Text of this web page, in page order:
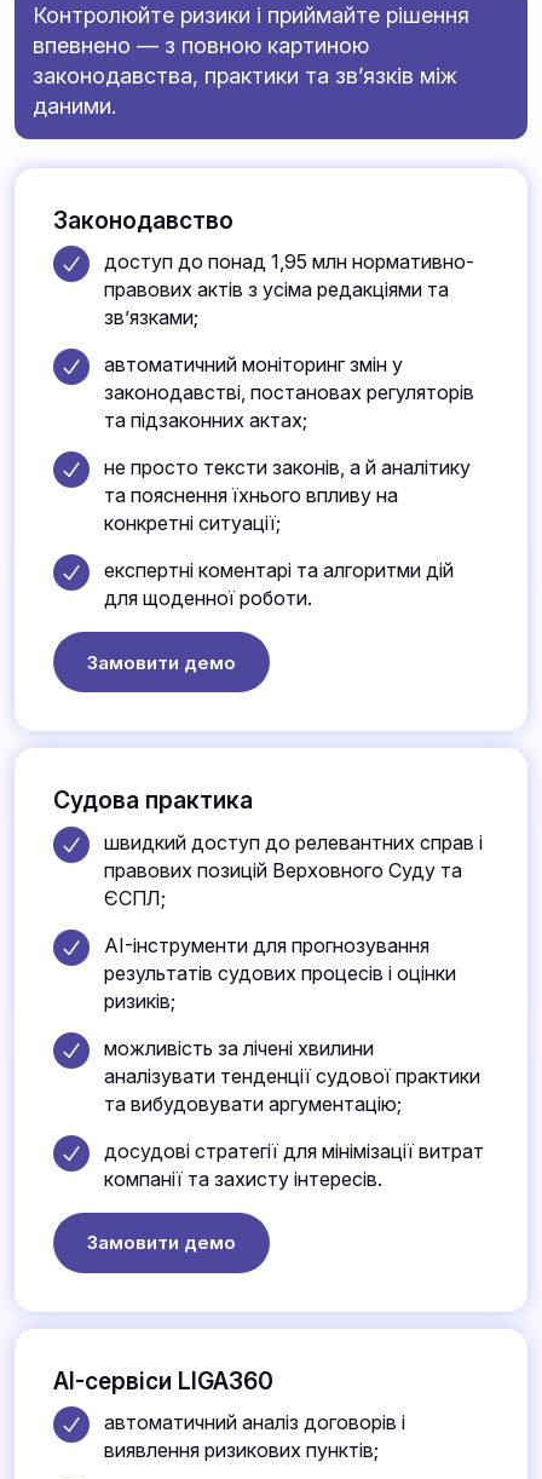
Контролюйте ризики і приймайте рішення
впевнено — з повною картиною
законодавства, практики та зв’язків між
даними.
Законодавство
доступ до понад 1,95 млн нормативно-
правових актів з усіма редакціями та
зв’язками;
автоматичний моніторинг змін у
законодавстві, постановах регуляторів
та підзаконних актах;
не просто тексти законів, а й аналітику
та пояснення їхнього впливу на
конкретні ситуації;
експертні коментарі та алгоритми дій
для щоденної роботи.
Замовити демо
Судова практика
швидкий доступ до релевантних справ і
правових позицій Верховного Суду та
ЄСПЛ;
AI-інструменти для прогнозування
результатів судових процесів і оцінки
ризиків;
можливість за лічені хвилини
аналізувати тенденції судової практики
та вибудовувати аргументацію;
досудові стратегії для мінімізації витрат
компанії та захисту інтересів.
Замовити демо
AI-сервіси LIGA360
автоматичний аналіз договорів і
виявлення ризикових пунктів;